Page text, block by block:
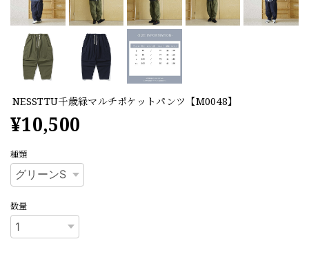
NESSTTU千歳緑マルチポケットパンツ【M0048】
¥10,500
種類
数量